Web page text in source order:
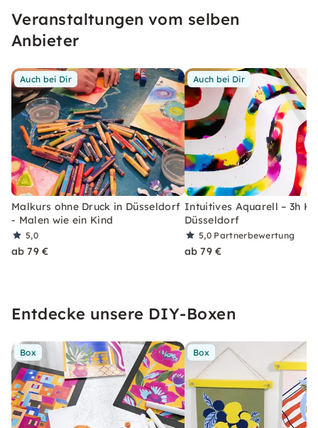
auf Dich!
Veranstaltungen vom selben
Anbieter
Auch bei Dir
Malkurs ohne Druck in Düsseldorf
- Malen wie ein Kind
5,0
ab 79 €
Auch bei Dir
Intuitives Aquarell – 3h
Düsseldorf
5,0 Partnerbewertung
ab 79 €
Entdecke unsere DIY-Boxen
Box Box